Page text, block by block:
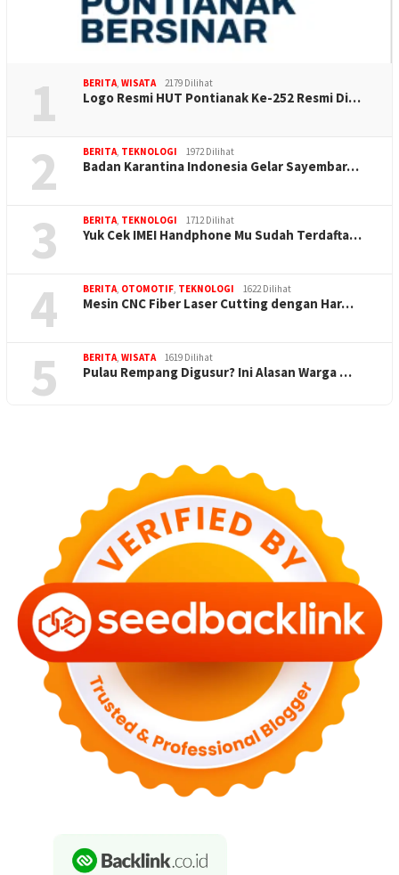
1 BERITA WISATA 2179 Dilihat
Logo Resmi HUT Pontianak Ke-252 Resmi Di…
2 BERITA TEKNOLOGI 1972 Dilihat
Badan Karantina Indonesia Gelar Sayembar…
3 BERITA TEKNOLOGI 1712 Dilihat
Yuk Cek IMEI Handphone Mu Sudah Terdafta…
4 BERITA OTOMOTIF TEKNOLOGI 1622 Dilihat
Mesin CNC Fiber Laser Cutting dengan Har…
5 BERITA WISATA 1619 Dilihat
Pulau Rempang Digusur? Ini Alasan Warga …